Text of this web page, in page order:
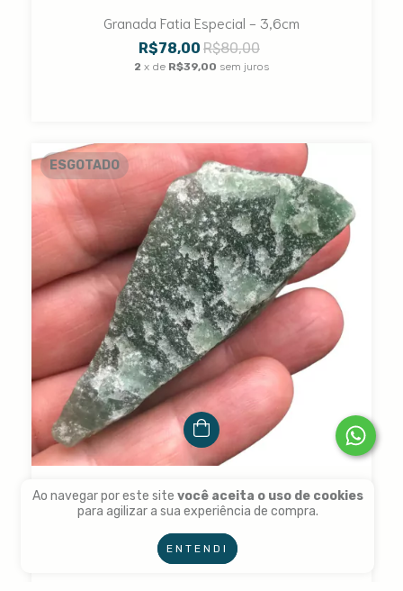
Ao navegar por este site você aceita o uso de cookies
para agilizar a sua experiência de compra.
ENTENDI
Granada Fatia Especial - 3,6cm
R$78,00 R$80,00
2 x de R$39,00 sem juros
ESGOTADO
Quartzo Verde bruto - 6,3cm
R$5,50R$8,00